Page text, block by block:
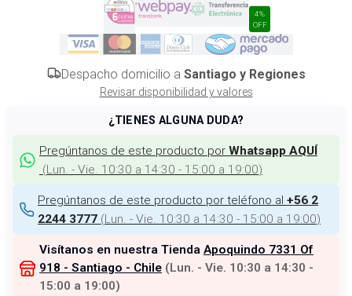
4%
OFF
Despacho domicilio a Santiago y Regiones
Revisar disponibilidad y valores
¿TIENES ALGUNA DUDA?
Pregúntanos de este producto por Whatsapp AQUÍ
(Lun. - Vie. 10:30 a 14:30 - 15:00 a 19:00)
Pregúntanos de este producto por teléfono al +56 2
2244 3777 (Lun. - Vie. 10:30 a 14:30 - 15:00 a 19:00)
Visítanos en nuestra Tienda Apoquindo 7331 Of
918 - Santiago - Chile (Lun. - Vie. 10:30 a 14:30 -
15:00 a 19:00)